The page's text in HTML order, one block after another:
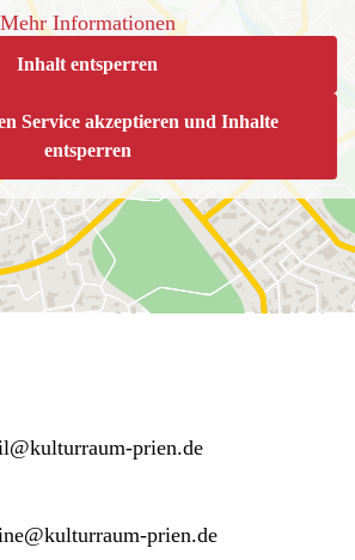
Mehr Informationen
Inhalt entsperren
Service akzeptieren und Inhalte
entsperren
prien.de
prien.de